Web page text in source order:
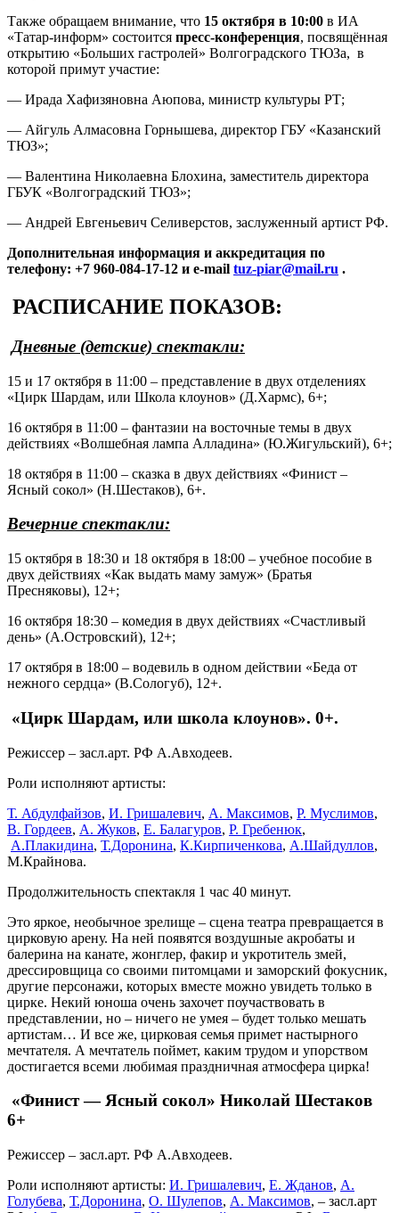
Также обращаем внимание, что 15 октября в 10:00 в ИА
«Татар-информ» состоится пресс-конференция, посвящённая
открытию «Больших гастролей» Волгоградского ТЮЗа, в
которой примут участие:
— Ирада Хафизяновна Аюпова, министр культуры РТ;
— Айгуль Алмасовна Горнышева, директор ГБУ «Казанский
ТЮЗ»;
— Валентина Николаевна Блохина, заместитель директора
ГБУК «Волгоградский ТЮЗ»;
— Андрей Евгеньевич Селиверстов, заслуженный артист РФ.
Дополнительная информация и аккредитация по
телефону: +7 960-084-17-12 и e-mail tuz-piar@mail.ru .
РАСПИСАНИЕ ПОКАЗОВ:
Дневные (детские) спектакли:
15 и 17 октября в 11:00 – представление в двух отделениях
«Цирк Шардам, или Школа клоунов» (Д.Хармс), 6+;
16 октября в 11:00 – фантазии на восточные темы в двух
действиях «Волшебная лампа Алладина» (Ю.Жигульский), 6+;
18 октября в 11:00 – сказка в двух действиях «Финист –
Ясный сокол» (Н.Шестаков), 6+.
Вечерние спектакли:
15 октября в 18:30 и 18 октября в 18:00 – учебное пособие в
двух действиях «Как выдать маму замуж» (Братья
Пресняковы), 12+;
16 октября 18:30 – комедия в двух действиях «Счастливый
день» (А.Островский), 12+;
17 октября в 18:00 – водевиль в одном действии «Беда от
нежного сердца» (В.Сологуб), 12+.
«Цирк Шардам, или школа клоунов». 0+.
Режиссер – засл.арт. РФ А.Авходеев.
Роли исполняют артисты:
Т. Абдулфайзов, И. Гришалевич, А. Максимов, Р. Муслимов,
В. Гордеев, А. Жуков, Е. Балагуров, Р. Гребенюк,
А.Плакидина, Т.Доронина, К.Кирпиченкова, А.Шайдуллов,
М.Крайнова.
Продолжительность спектакля 1 час 40 минут.
Это яркое, необычное зрелище – сцена театра превращается в
цирковую арену. На ней появятся воздушные акробаты и
балерина на канате, жонглер, факир и укротитель змей,
дрессировщица со своими питомцами и заморский фокусник,
другие персонажи, которых вместе можно увидеть только в
цирке. Некий юноша очень захочет поучаствовать в
представлении, но – ничего не умея – будет только мешать
артистам… И все же, цирковая семья примет настырного
мечтателя. А мечтатель поймет, каким трудом и упорством
достигается всеми любимая праздничная атмосфера цирка!
«Финист — Ясный сокол» Николай Шестаков
6+
Режиссер – засл.арт. РФ А.Авходеев.
Роли исполняют артисты: И. Гришалевич, Е. Жданов, А.
Голубева, Т.Доронина, О. Шулепов, А. Максимов, – засл.арт